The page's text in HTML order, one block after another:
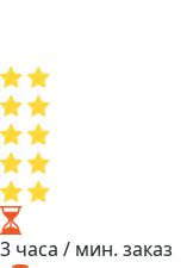
3 часа / мин. заказ